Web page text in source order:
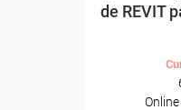
de REVIT